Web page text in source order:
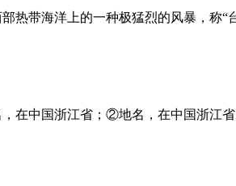
部热带海洋上的一种极猛烈的风暴，称“
名，在中国浙江省；②地名，在中国浙江省